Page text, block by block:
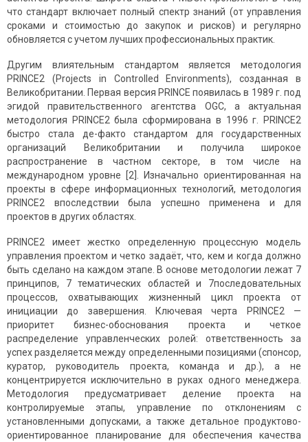
что стандарт включает полный спектр знаний (от управления
сроками и стоимостью до закупок и рисков) и регулярно
обновляется с учетом лучших профессиональных практик.
Другим влиятельным стандартом является методология
PRINCE2 (Projects in Controlled Environments), созданная в
Великобритании. Первая версия PRINCE появилась в 1989 г. под
эгидой правительственного агентства OGC, а актуальная
методология PRINCE2 была сформирована в 1996 г. PRINCE2
быстро стала де-факто стандартом для государственных
организаций Великобритании и получила широкое
распространение в частном секторе, в том числе на
международном уровне [2]. Изначально ориентированная на
проекты в сфере информационных технологий, методология
PRINCE2 впоследствии была успешно применена и для
проектов в других областях.
PRINCE2 имеет жестко определенную процессную модель
управления проектом и четко задаёт, что, кем и когда должно
быть сделано на каждом этапе. В основе методологии лежат 7
принципов, 7 тематических областей и 7последовательных
процессов, охватывающих жизненный цикл проекта от
инициации до завершения. Ключевая черта PRINCE2 —
приоритет бизнес-обоснования проекта и четкое
распределение управленческих ролей: ответственность за
успех разделяется между определенными позициями (спонсор,
куратор, руководитель проекта, команда и др.), а не
концентрируется исключительно в руках одного менеджера.
Методология предусматривает деление проекта на
контролируемые этапы, управление по отклонениям с
установленными допусками, а также детальное продуктово-
ориентированное планирование для обеспечения качества